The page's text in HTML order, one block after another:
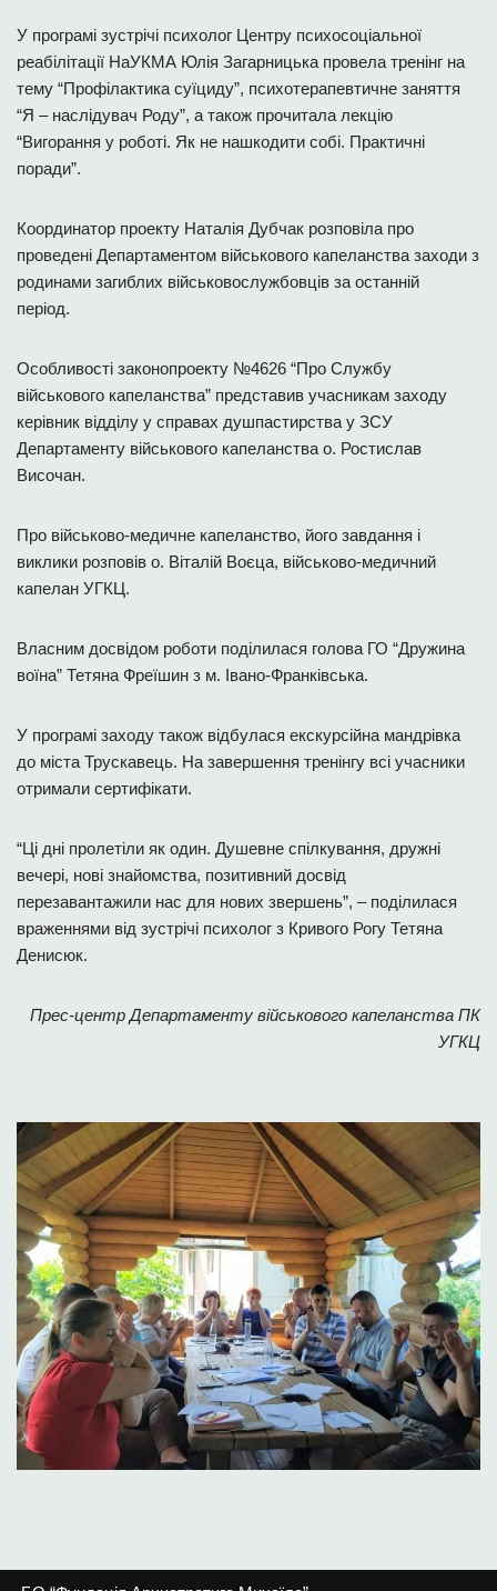
У програмі зустрічі психолог Центру психосоціальної
реабілітації НаУКМА Юлія Загарницька провела тренінг на
тему “Профілактика суїциду”, психотерапевтичне заняття
“Я – наслідувач Роду”, а також прочитала лекцію
“Вигорання у роботі. Як не нашкодити собі. Практичні
поради”.
Координатор проекту Наталія Дубчак розповіла про
проведені Департаментом військового капеланства заходи з
родинами загиблих військовослужбовців за останній
період.
Особливості законопроекту №4626 “Про Службу
військового капеланства” представив учасникам заходу
керівник відділу у справах душпастирства у ЗСУ
Департаменту військового капеланства о. Ростислав
Височан.
Про військово-медичне капеланство, його завдання і
виклики розповів о. Віталій Воєца, військово-медичний
капелан УГКЦ.
Власним досвідом роботи поділилася голова ГО “Дружина
воїна” Тетяна Фреїшин з м. Івано-Франківська.
У програмі заходу також відбулася екскурсійна мандрівка
до міста Трускавець. На завершення тренінгу всі учасники
отримали сертифікати.
“Ці дні пролетіли як один. Душевне спілкування, дружні
вечері, нові знайомства, позитивний досвід
перезавантажили нас для нових звершень”, – поділилася
враженнями від зустрічі психолог з Кривого Рогу Тетяна
Денисюк.
Прес-центр Департаменту військового капеланства ПК
УГКЦ